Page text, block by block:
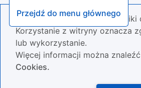
Przejdź do menu głównego
Nasza strona wykorzystuje pliki
Korzystanie z witryny oznacza
lub wykorzystanie.
Więcej informacji można
Cookies.